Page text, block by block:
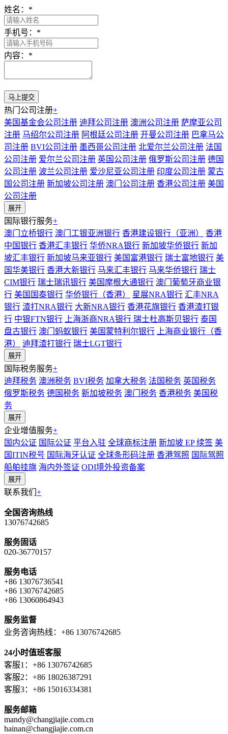
姓名： *
手机号： *
内容： *
热门公司注册+
美国基金会公司注册 迪拜公司注册 澳洲公司注册 萨摩亚公司
注册 马绍尔公司注册 阿根廷公司注册 开曼公司注册 巴拿马公
司注册 BVI公司注册 墨西哥公司注册 北爱尔兰公司注册 法国
公司注册 爱尔兰公司注册 英国公司注册 俄罗斯公司注册 德国
公司注册 波兰公司注册 爱沙尼亚公司注册 印度公司注册 蒙古
国公司注册 新加坡公司注册 澳门公司注册 香港公司注册 美国
公司注册
展开
国际银行服务+
澳门立桥银行 澳门工银亚洲银行 香港建设银行（亚洲）
香港
中国银行 香港汇丰银行 华侨NRA银行 新加坡华侨银行 新加
坡汇丰银行 新加坡马来亚银行 美国富港银行 瑞士富地银行 美
国华美银行 香港大新银行 马来汇丰银行 马来华侨银行 瑞士
CIM银行 瑞士瑞讯银行 美国摩根大通银行 澳门葡萄牙商业银
行 美国国泰银行 华侨银行（香港） 星展NRA银行 汇丰NRA
银行 渣打NRA银行 大新NRA银行 香港花旗银行 香港渣打银
行 中银FTN银行 上海浙商NRA银行 瑞士杜高斯贝银行 泰国
盘古银行 澳门蚂蚁银行 美国蒙特利尔银行
上海商业银行（香
港）
迪拜渣打银行 瑞士LGT银行
展开
国际税务服务+
迪拜税务 澳洲税务 BVI税务 加拿大税务 法国税务 英国税务
俄罗斯税务 德国税务 新加坡税务 澳门税务 香港税务 美国税
务
展开
企业增值服务+
国内公证 国际公证 平台入驻 全球商标注册 新加坡 EP 续签 美
国ITIN税号 国际海牙认证 全球条形码注册 香港驾照 国际驾照
船舶挂旗 海内外签证 ODI境外投资备案
展开
联系我们 +
全国咨询热线
13076742685
服务固话
020-36770157
服务电话
+86 13076736541
+86 13076742685
+86 13060864943
服务监督
业务咨询热线：+86 13076742685
24小时值班客服
客服1：+86 13076742685
客服2：+86 18026387291
客服3：+86 15016334381
服务邮箱
mandy@changjiajie.com.cn
hainan@changjiajie.com.cn